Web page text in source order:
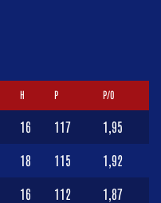
H P P/O
16 117 1,95
18 115 1,92
16 112 1,87